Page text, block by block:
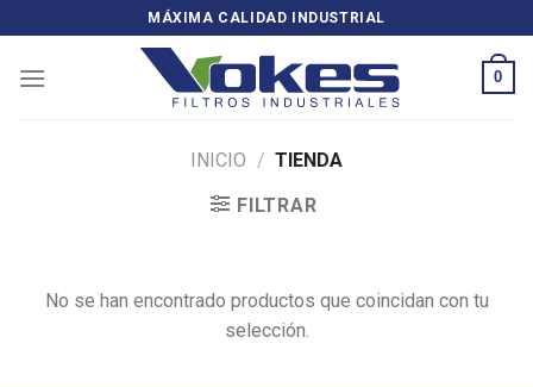
to
content
MÁXIMA CALIDAD INDUSTRIAL
0
INICIO / TIENDA
FILTRAR
No se han encontrado productos que coincidan con tu
selección.